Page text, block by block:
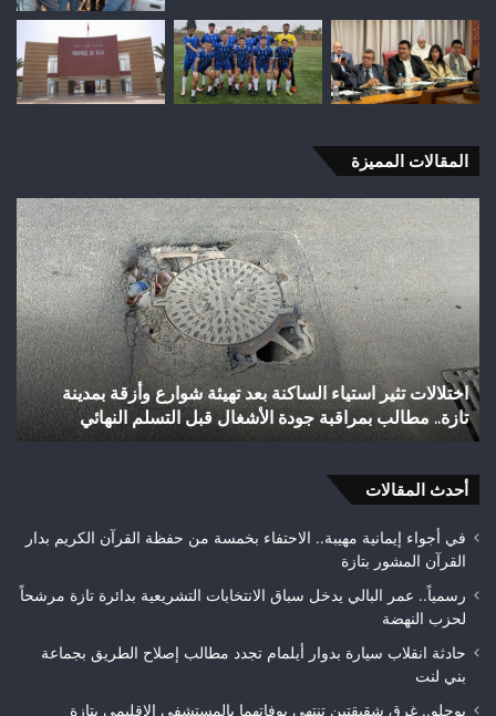
المقالات المميزة
تثير استياء الساكنة بعد تهيئة شوارع وأزقة بمدينة
بمراقبة جودة الأشغال قبل التسلم النهائي
شباب
رأس
أجيري
يحقق
إنجازاً
تاريخياً
بالصعود
إلى
القسم
الثاني
هواة
فاس
شباب رأس
الثاني
أحدث المقالات
في أجواء إيمانية مهيبة.. الاحتفاء بخمسة من حفظة القرآن الكريم بدار
القرآن المشور بتازة
رسمياً.. عمر البالي يدخل سباق الانتخابات التشريعية بدائرة تازة مرشحاً
لحزب النهضة
حادثة انقلاب سيارة بدوار أيلمام تجدد مطالب إصلاح الطريق بجماعة
بني لنت
بوحلو.. غرق شقيقتين تنتهي بوفاتهما بالمستشفى الإقليمي بتازة